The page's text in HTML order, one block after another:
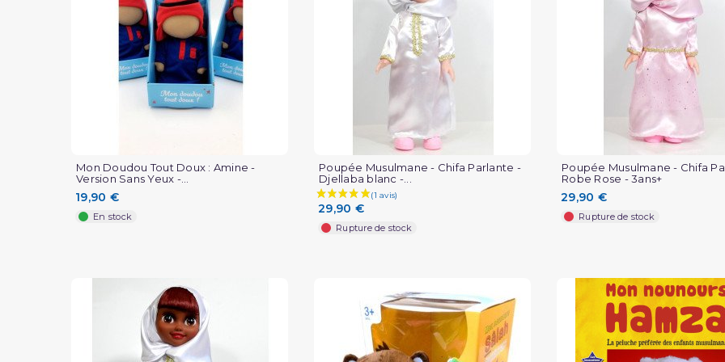
Mon Doudou Tout Doux : Amine -
Version Sans Yeux -...
19,90 €
En stock
Poupée Musulmane - Chifa Parlante -
Djellaba blanc -...
29,90 €
Rupture de stock
Poupée Musulmane - Chifa
Robe Rose - 3ans+
29,90 €
Rupture de stock